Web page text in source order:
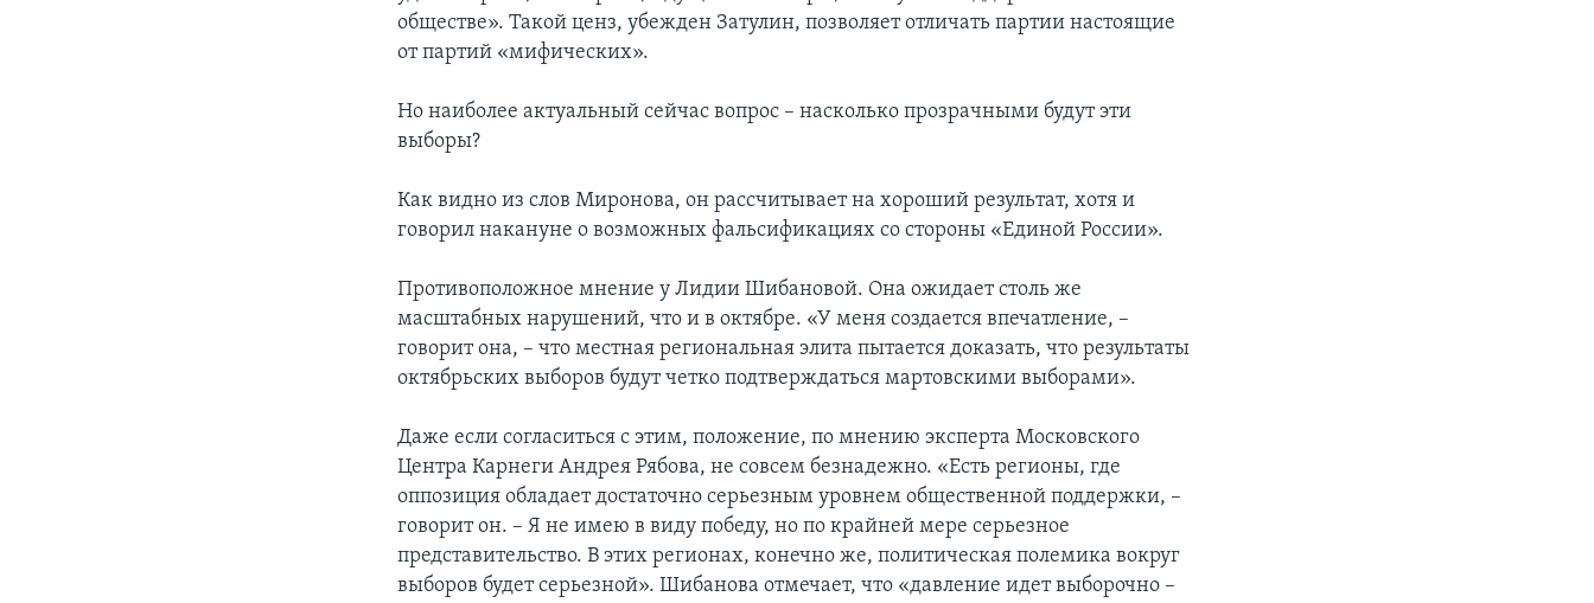
обществе». Такой ценз, убежден Затулин, позволяет отличать партии настоящие
от партий «мифических».
Но наиболее актуальный сейчас вопрос – насколько прозрачными будут эти
выборы?
Как видно из слов Миронова, он рассчитывает на хороший результат, хотя и
говорил накануне о возможных фальсификациях со стороны «Единой России».
Противоположное мнение у Лидии Шибановой. Она ожидает столь же
масштабных нарушений, что и в октябре. «У меня создается впечатление, –
говорит она, – что местная региональная элита пытается доказать, что результаты
октябрьских выборов будут четко подтверждаться мартовскими выборами».
Даже если согласиться с этим, положение, по мнению эксперта Московского
Центра Карнеги Андрея Рябова, не совсем безнадежно. «Есть регионы, где
оппозиция обладает достаточно серьезным уровнем общественной поддержки, –
говорит он. – Я не имею в виду победу, но по крайней мере серьезное
представительство. В этих регионах, конечно же, политическая полемика вокруг
выборов будет серьезной». Шибанова отмечает, что «давление идет выборочно –